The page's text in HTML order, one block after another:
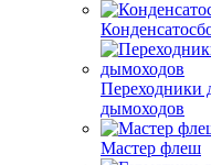
Переходники
дымоходов
Мастер флеш